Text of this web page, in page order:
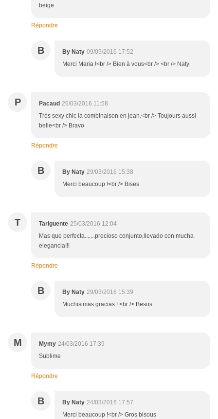
beige
Répondre
B By Naty 09/09/2016 17:52
Merci Maria !<br /> Bien à vous<br /> <br /> Naty
P Pacaud 26/03/2016 11:58
Très sexy chic la combinaison en jean.<br /> Toujours aussi
belle<br /> Bravo
Répondre
B By Naty 29/03/2016 15:38
Merci beaucoup !<br /> Bises
T Tariguente 25/03/2016 12:04
Mas que perfecta.......precioso conjunto,llevado con mucha
elegancia!!!
Répondre
B By Naty 29/03/2016 15:39
Muchisimas gracias ! <br /> Besos
M Mymy 24/03/2016 17:39
Sublime
Répondre
B By Naty 24/03/2016 17:57
Merci beaucoup !<br /> Gros bisous